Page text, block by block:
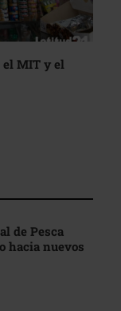
el MIT y el
de Pesca
hacia nuevos